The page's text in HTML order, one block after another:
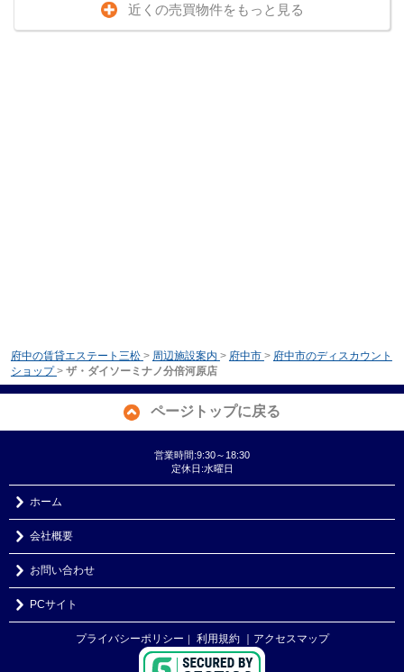
近くの売買物件をもっと見る
府中の賃貸エステート三松 > 周辺施設案内 > 府中市 > 府中市のディスカウント
ショップ > ザ・ダイソーミナノ分倍河原店
ページトップに戻る
営業時間:9:30～18:30
定休日:水曜日
ホーム
会社概要
お問い合わせ
PCサイト
プライバシーポリシー ｜ 利用規約 ｜アクセスマップ